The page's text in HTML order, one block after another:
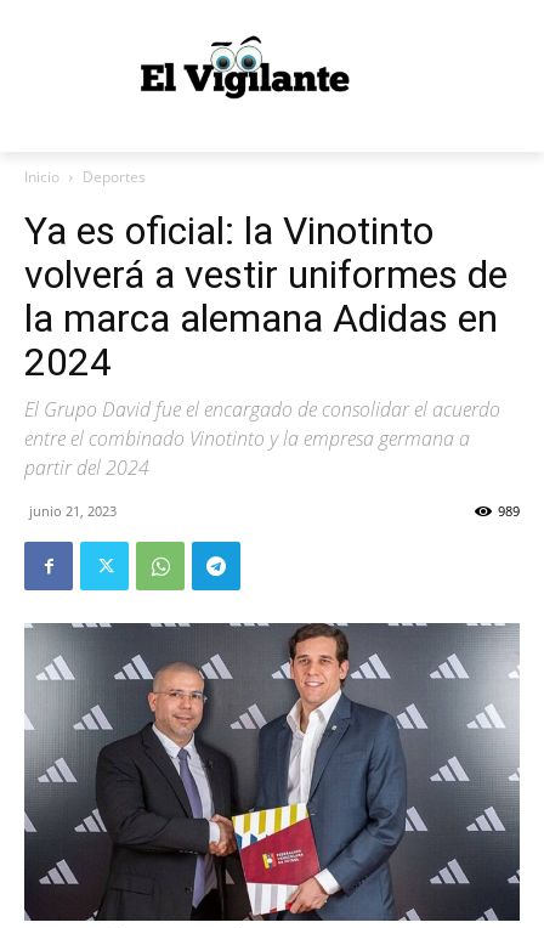
Inicio Deportes
Ya es oficial: la Vinotinto
volverá a vestir uniformes de
la marca alemana Adidas en
2024
El Grupo David fue el encargado de consolidar el acuerdo
entre el combinado Vinotinto y la empresa germana a
partir del 2024
junio 21, 2023 989